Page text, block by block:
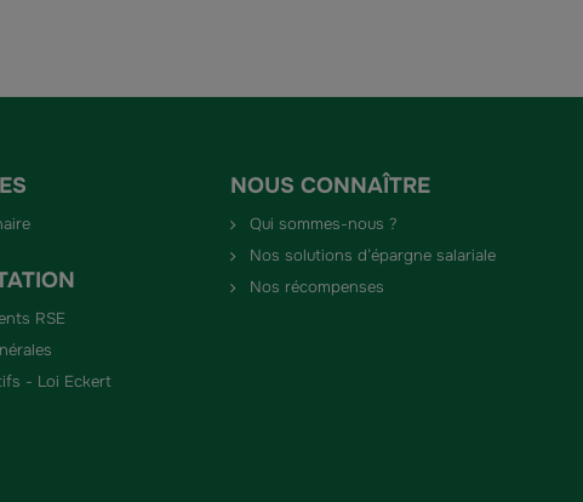
RSE
- Loi Eckert
NOUS CONNAÎTRE
Qui sommes-nous ?
Nos solutions d’épargne salariale
Nos récompenses